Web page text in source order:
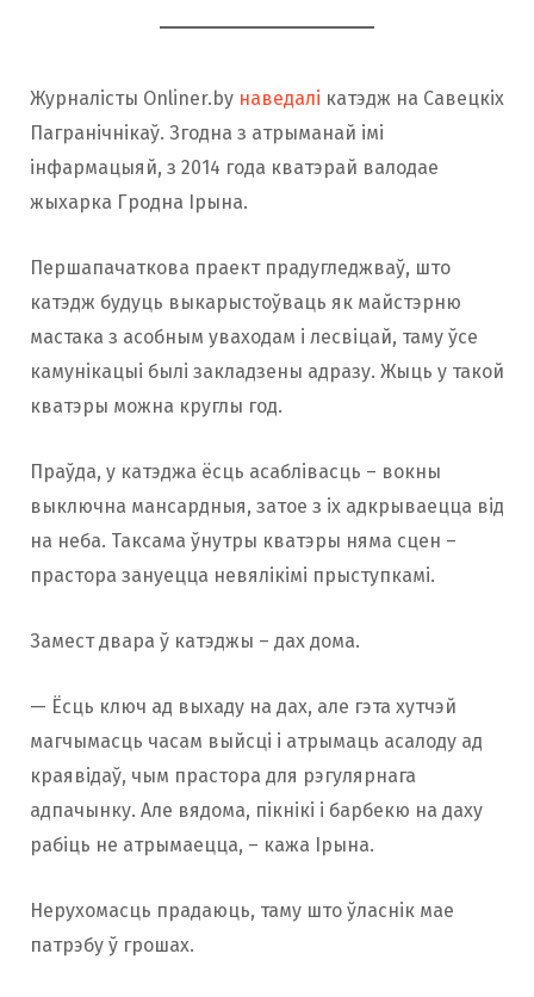
Журналісты Onliner.by наведалі катэдж на Савецкіх
Пагранічнікаў. Згодна з атрыманай імі
інфармацыяй, з 2014 года кватэрай валодае
жыхарка Гродна Ірына.
Першапачаткова праект прадугледжваў, што
катэдж будуць выкарыстоўваць як майстэрню
мастака з асобным уваходам і лесвіцай, таму ўсе
камунікацыі былі закладзены адразу. Жыць у такой
кватэры можна круглы год.
Праўда, у катэджа ёсць асаблівасць – вокны
выключна мансардныя, затое з іх адкрываецца від
на неба. Таксама ўнутры кватэры няма сцен –
прастора зануецца невялікімі прыступкамі.
Замест двара ў катэджы – дах дома.
— Ёсць ключ ад выхаду на дах, але гэта хутчэй
магчымасць часам выйсці і атрымаць асалоду ад
краявідаў, чым прастора для рэгулярнага
адпачынку. Але вядома, пікнікі і барбекю на даху
рабіць не атрымаецца, – кажа Ірына.
Нерухомасць прадаюць, таму што ўласнік мае
патрэбу ў грошах.